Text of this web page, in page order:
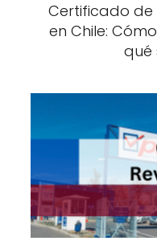
Certificado de
en Chile:
qué